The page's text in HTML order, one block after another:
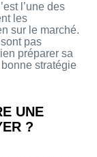
l’une des
les
sur le marché.
pas
préparer sa
stratégie
UNE
?